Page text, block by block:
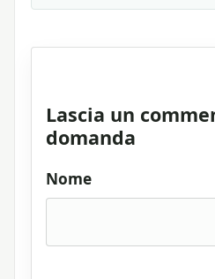
Lascia un
domanda
Nome